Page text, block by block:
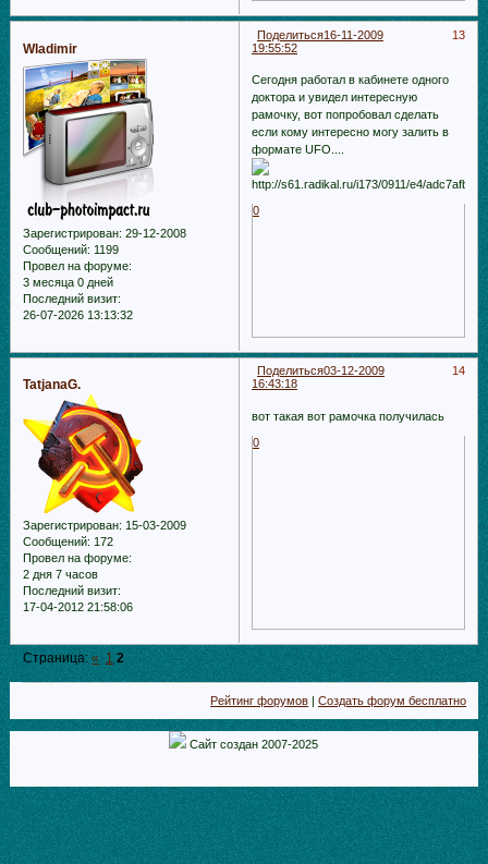
Поделиться 13
16-11-2009
19:55:52
Wladimir
Зарегистрирован: 29-12-2008
Сообщений: 1199
Провел на форуме:
3 месяца 0 дней
Последний визит:
26-07-2026 13:13:32
Сегодня работал в кабинете одного
доктора и увидел интересную
рамочку, вот попробовал сделать
если кому интересно могу залить в
формате UFO....
0
Поделиться 14
03-12-2009
16:43:18
TatjanaG.
Зарегистрирован: 15-03-2009
Сообщений: 172
Провел на форуме:
2 дня 7 часов
Последний визит:
17-04-2012 21:58:06
вот такая вот рамочка получилась
0
Страница:« 1 2
Рейтинг форумов |Создать форум бесплатно
Сайт создан 2007-2025